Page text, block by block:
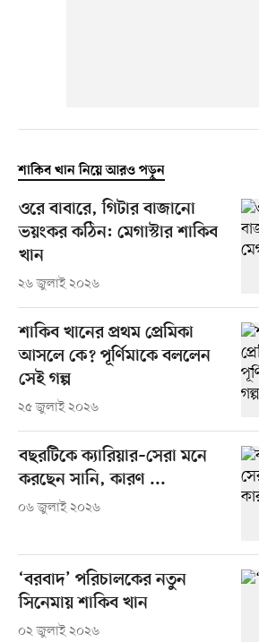
শাকিব খান নিয়ে আরও পড়ুন
ওরে বাবারে, গিটার বাজানো
ভয়ংকর কঠিন: মেগাস্টার শাকিব
খান
২৬ জুলাই ২০২৬
শাকিব খানের প্রথম প্রেমিকা
আসলে কে? পূর্ণিমাকে বললেন
সেই গল্প
২৫ জুলাই ২০২৬
বছরটিকে ক্যারিয়ার–সেরা মনে
করছেন সানি, কারণ ...
০৬ জুলাই ২০২৬
‘বরবাদ’ পরিচালকের নতুন
সিনেমায় শাকিব খান
০২ জুলাই ২০২৬